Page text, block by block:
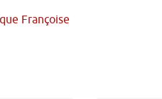
Françoise